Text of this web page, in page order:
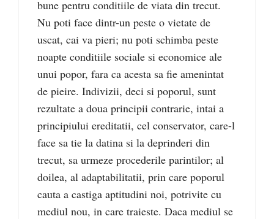
bune pentru conditiile de viata din trecut.
Nu poti face dintr-un peste o vietate de
uscat, cai va pieri; nu poti schimba peste
noapte conditiile sociale si economice ale
unui popor, fara ca acesta sa fie amenintat
de pieire. Indivizii, deci si poporul, sunt
rezultate a doua principii contrarie, intai a
principiului ereditatii, cel conservator, care-l
face sa tie la datina si la deprinderi din
trecut, sa urmeze procederile parintilor; al
doilea, al adaptabilitatii, prin care poporul
cauta a castiga aptitudini noi, potrivite cu
mediul nou, in care traieste. Daca mediul se